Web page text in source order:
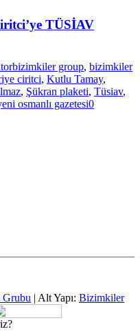
TÜSİAV
bizimkiler group, bizimkiler
ciritci, Kutlu Tamay,
, Şükran plaketi, Tüsiav,
osmanlı gazetesi0
| Alt Yapı: Bizimkiler